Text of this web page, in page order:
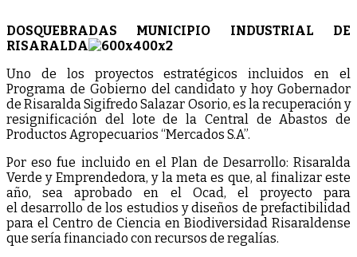
DOSQUEBRADAS MUNICIPIO INDUSTRIAL DE
RISARALDA
Uno de los proyectos estratégicos incluidos en el
Programa de Gobierno del candidato y hoy Gobernador
de Risaralda Sigifredo Salazar Osorio, es la recuperación y
resignificación del lote de la Central de Abastos de
Productos Agropecuarios “Mercados S.A”.
Por eso fue incluido en el Plan de Desarrollo: Risaralda
Verde y Emprendedora, y la meta es que, al finalizar este
año, sea aprobado en el Ocad, el proyecto para
el desarrollo de los estudios y diseños de prefactibilidad
para el Centro de Ciencia en Biodiversidad Risaraldense
que sería financiado con recursos de regalías.